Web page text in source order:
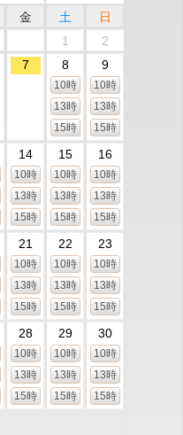
金 土
日
1
2
7 8
10時
13時
15時
9
10時
13時
15時
14
10時
13時
15時
15
10時
13時
15時
16
10時
13時
15時
21
10時
13時
15時
22
10時
13時
15時
23
10時
13時
15時
28
10時
13時
15時
29
10時
13時
15時
30
10時
13時
15時